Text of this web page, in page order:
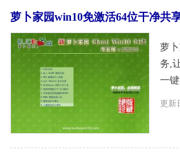
萝卜家园win10免激活64位干净共
萝
务,
一
更新